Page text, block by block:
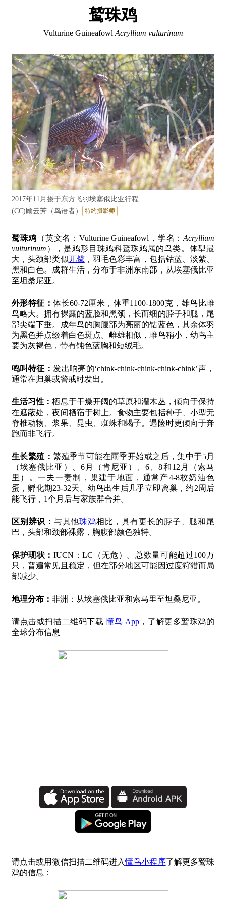
鹫珠鸡
Vulturine Guineafowl Acryllium vulturinum
2017年11月摄于东方飞羽埃塞俄比亚行程
(CC) 顾云芳（鸟语者） 特约摄影师
鹫珠鸡 （英文名：Vulturine Guineafowl，学名：Acryllium
vulturinum ），是鸡形目珠鸡科鹫珠鸡属的鸟类。体型最
大，头颈部类似兀鹫，羽毛色彩丰富，包括钴蓝、淡紫、
黑和白色。成群生活，分布于非洲东南部，从埃塞俄比亚
至坦桑尼亚。
外形特征：体长60-72厘米，体重1100-1800克，雄鸟比雌
鸟略大。拥有裸露的蓝脸和黑颈，长而细的脖子和腿，尾
部尖端下垂。成年鸟的胸腹部为亮丽的钴蓝色，其余体羽
为黑色并点缀着白色斑点。雌雄相似，雌鸟稍小，幼鸟主
要为灰褐色，带有钝色蓝胸和短绒毛。
鸣叫特征： 发出响亮的‘chink-chink-chink-chink-chink’声，
通常在归巢或警戒时发出。
生活习性：栖息于干燥开阔的草原和灌木丛，倾向于保持
在遮蔽处，夜间栖宿于树上。食物主要包括种子、小型无
脊椎动物、浆果、昆虫、蜘蛛和蝎子。遇险时更倾向于奔
跑而非飞行。
生长繁殖：繁殖季节可能在雨季开始或之后，集中于5月
（埃塞俄比亚）、6月（肯尼亚）、6、8和12月（索马
里）。一夫一妻制，巢建于地面，通常产4-8枚奶油色
蛋，孵化期23-32天。幼鸟出生后几乎立即离巢，约2周后
能飞行，1个月后与家族群合并。
区别辨识： 与其他珠鸡相比，具有更长的脖子、腿和尾
巴，头部和颈部裸露，胸腹部颜色独特。
保护现状：IUCN：LC（无危）。总数量可能超过100万
只，普遍常见且稳定，但在部分地区可能因过度狩猎而局
部减少。
地理分布： 非洲：从埃塞俄比亚和索马里至坦桑尼亚。
请点击或扫描二维码下载懂鸟 App，了解更多鹫珠鸡的
全球分布信息
请点击或用微信扫描二维码进入懂鸟小程序了解更多鹫珠
鸡的信息：